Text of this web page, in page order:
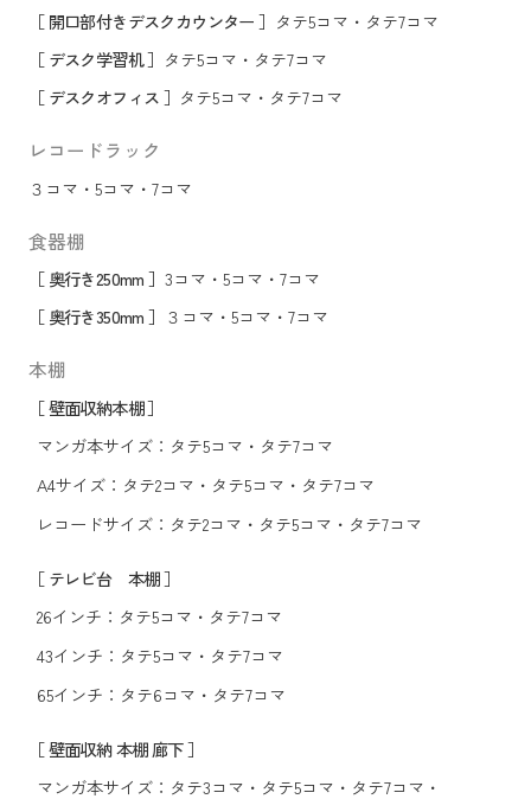
［ 開口部付きデスクカウンター ］ タテ5コマ ・ タテ7コマ
［ デスク学習机 ］ タテ5コマ ・ タテ7コマ
［ デスクオフィス ］ タテ5コマ ・ タテ7コマ
レコードラック
３コマ ・ 5コマ ・ 7コマ
食器棚
［ 奥行き250mm ］ 3コマ ・ 5コマ ・ 7コマ
［ 奥行き350mm ］ ３コマ ・ 5コマ ・ 7コマ
本棚
［ 壁面収納本棚 ］
マンガ本サイズ： タテ5コマ ・ タテ7コマ
A4サイズ： タテ2コマ ・ タテ5コマ ・ タテ7コマ
レコードサイズ： タテ2コマ ・ タテ5コマ ・ タテ7コマ
［ テレビ台 本棚 ］
26インチ： タテ5コマ ・ タテ7コマ
43インチ： タテ5コマ ・ タテ7コマ
65インチ： タテ6コマ ・ タテ7コマ
［ 壁面収納 本棚 廊下 ］
マンガ本サイズ： タテ3コマ ・ タテ5コマ ・ タテ7コマ ・